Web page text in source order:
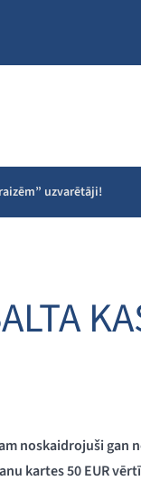
uzvarētāji!
noskaidrojuši
kartes 50 EUR